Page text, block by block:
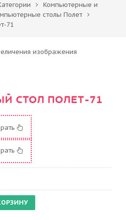
Компьютерные и
столы Полет
71
СТОЛ ПОЛЕТ-71